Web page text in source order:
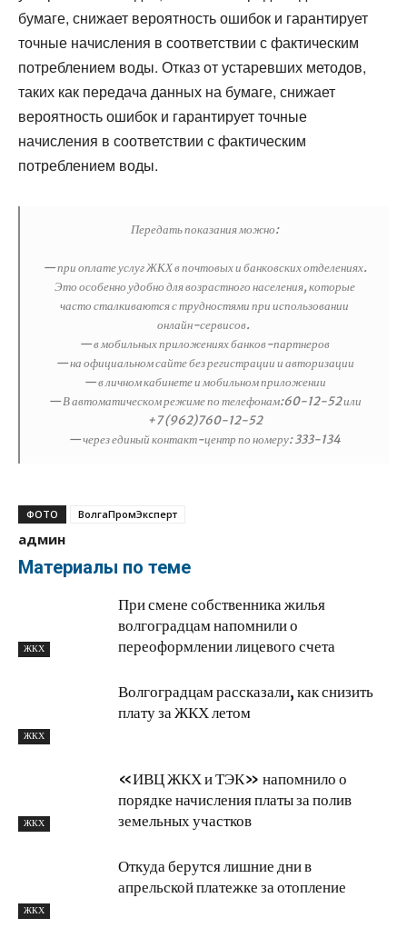
бумаге, снижает вероятность ошибок и гарантирует
точные начисления в соответствии с фактическим
потреблением воды. Отказ от устаревших методов,
таких как передача данных на бумаге, снижает
вероятность ошибок и гарантирует точные
начисления в соответствии с фактическим
потреблением воды.
Передать показания можно:
— при оплате услуг ЖКХ в почтовых и банковских отделениях.
Это особенно удобно для возрастного населения, которые
часто сталкиваются с трудностями при использовании
онлайн-сервисов.
— в мобильных приложениях банков-партнеров
— на официальном сайте без регистрации и авторизации
— в личном кабинете и мобильном приложении
— В автоматическом режиме по телефонам:60-12-52 или
+7 (962)760-12-52
— через единый контакт-центр по номеру: 333-134
ФОТО ВолгаПромЭксперт
админ
Материалы по теме
ЖКХ
При смене собственника жилья
волгоградцам напомнили о
переоформлении лицевого счета
ЖКХ
Волгоградцам рассказали, как снизить
плату за ЖКХ летом
ЖКХ
«ИВЦ ЖКХ и ТЭК» напомнило о
порядке начисления платы за полив
земельных участков
ЖКХ
Откуда берутся лишние дни в
апрельской платежке за отопление